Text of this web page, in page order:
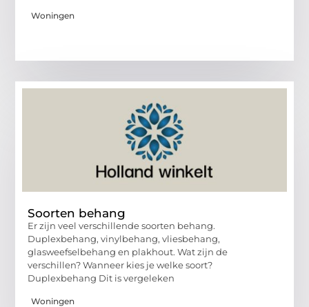
Woningen
Soorten behang
Er zijn veel verschillende soorten behang.
Duplexbehang, vinylbehang, vliesbehang,
glasweefselbehang en plakhout. Wat zijn de
verschillen? Wanneer kies je welke soort?
Duplexbehang Dit is vergeleken
Woningen